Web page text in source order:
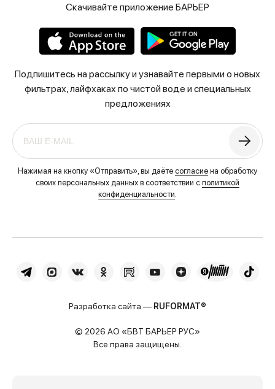
Скачивайте приложение БАРЬЕР
Подпишитесь на рассылку и узнавайте первыми о новых
фильтрах, лайфхаках по чистой воде и специальных
предложениях
Нажимая на кнопку «Отправить», вы даёте согласие на обработку
своих персональных данных в соответствии с политикой
конфиденциальности.
Разработка сайта — RUFORMAT®
© 2026 АО «БВТ БАРЬЕР РУС»
Все права защищены.